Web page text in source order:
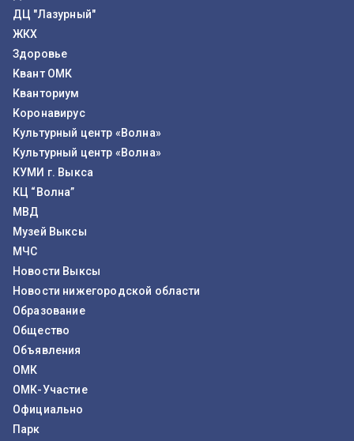
ДЦ "Лазурный"
ЖКХ
Здоровье
Квант ОМК
Кванториум
Коронавирус
Культурный центр «Волна»
Культурный центр «Волна»
КУМИ г. Выкса
КЦ “Волна”
МВД
Музей Выксы
МЧС
Новости Выксы
Новости нижегородской области
Образование
Общество
Объявления
ОМК
ОМК-Участие
Официально
Парк